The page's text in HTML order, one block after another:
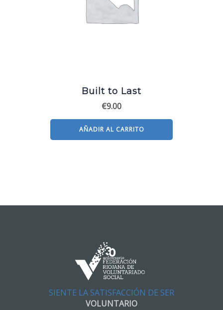
Built to Last
€9.00
AÑADIR AL CARRITO
SIENTE LA SATISFACCIÓN DE SER
VOLUNTARIO